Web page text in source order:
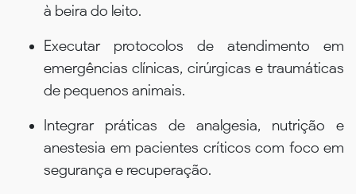
à beira do leito.
Executar protocolos de atendimento em
emergências clínicas, cirúrgicas e traumáticas
de pequenos animais.
Integrar práticas de analgesia, nutrição e
anestesia em pacientes críticos com foco em
segurança e recuperação.